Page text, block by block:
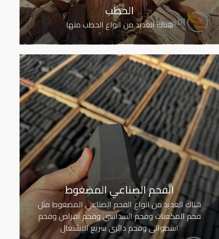
الحطب
هناك العديد من انواع الحطب منها
الفحم الصناعي المضغوط
هناك العديد من انواع الفحم الصناعي المضغوط مثل
فحم المكعبات وفحم السداسي وفحم اقراص وفحم
اسطواني وفحم دائري سريع الاشتعال